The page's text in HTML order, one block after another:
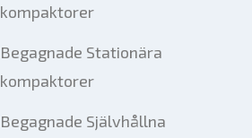
kompaktorer
Begagnade Stationära
kompaktorer
Begagnade Självhållna